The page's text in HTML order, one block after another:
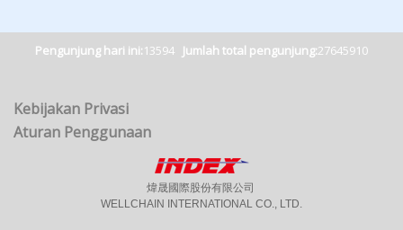
Pengunjung hari ini:13594 Jumlah total pengunjung:27645910
Kebijakan Privasi
Aturan Penggunaan
煒晟國際股份有限公司
WELLCHAIN INTERNATIONAL CO., LTD.